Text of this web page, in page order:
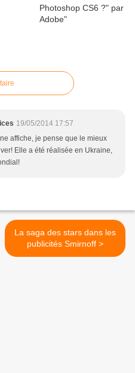
19/05/2014 17:57
affiche, je pense que le mieux
Elle a été réalisée en Ukraine,
La saga des stars dans les
publicités Smirnoff >